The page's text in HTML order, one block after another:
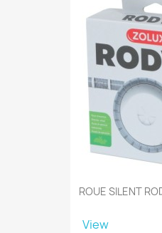
ROUE SILENT
View